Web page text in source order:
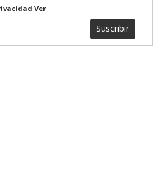
Ver
Suscribir